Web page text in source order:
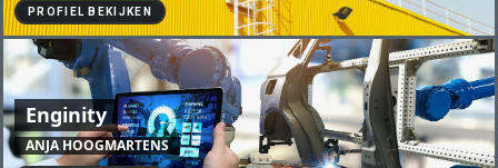
PROFIEL BEKIJKEN
Enginity
ANJA HOOGMARTENS